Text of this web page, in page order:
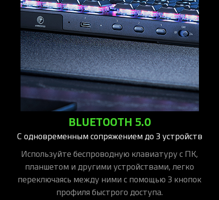
BLUETOOTH 5.0
С одновременным сопряжением до 3 устройств
Используйте беспроводную клавиатуру с ПК,
планшетом и другими устройствами, легко
переключаясь между ними с помощью 3 кнопок
профиля быстрого доступа.